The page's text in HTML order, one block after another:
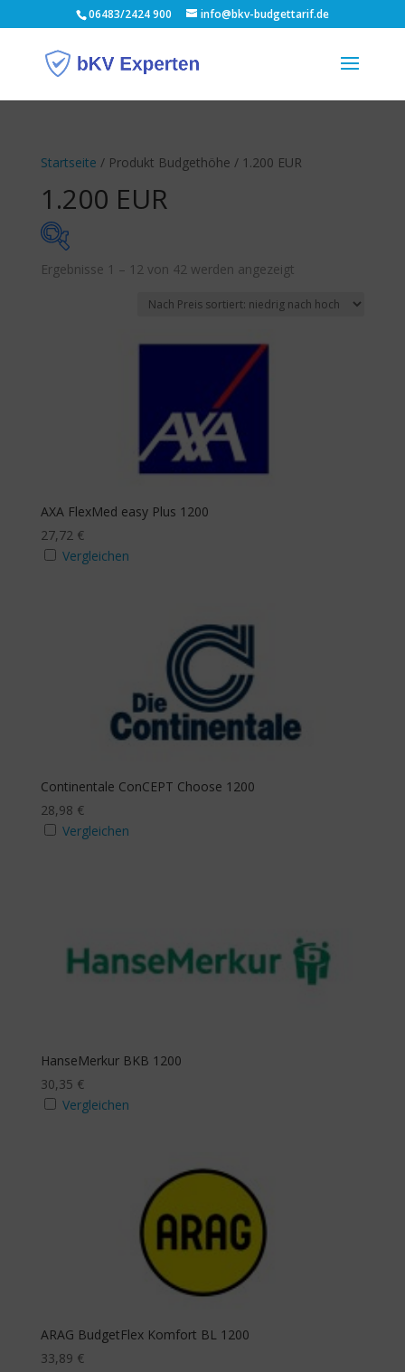
06483/2424 900 info@bkv-budgettarif.de
Startseite / Produkt Budgethöhe / 1.200 EUR
1.200 EUR
mit Beitragsbefreiung
Ja
Zusatzbudget Sehhilfe
Stichwortsuche
Ergebnisse 1 – 12 von 42 werden angezeigtNach
sortiert:
AXA FlexMed easy Plus 1200
27,72 €
Vergleichen
Continentale ConCEPT Choose 1200
28,98 €
Vergleichen
HanseMerkur BKB 1200
30,35 €
Vergleichen
ARAG BudgetFlex Komfort BL 1200
33,89 €